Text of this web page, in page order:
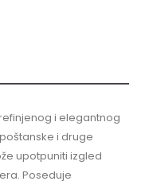
i elegantnog
i druge
upotpuniti izgled
Poseduje